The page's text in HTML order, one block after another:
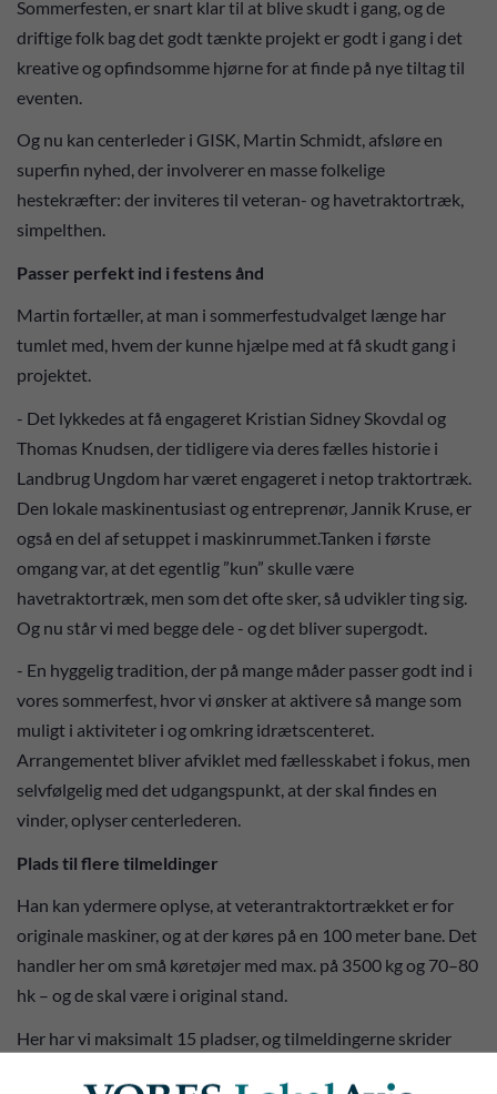
Sommerfesten, er snart klar til at blive skudt i gang, og de
driftige folk bag det godt tænkte projekt er godt i gang i det
kreative og opfindsomme hjørne for at finde på nye tiltag til
eventen.
Og nu kan centerleder i GISK, Martin Schmidt, afsløre en
superfin nyhed, der involverer en masse folkelige
hestekræfter: der inviteres til veteran- og havetraktortræk,
simpelthen.
Passer perfekt ind i festens ånd
Martin fortæller, at man i sommerfestudvalget længe har
tumlet med, hvem der kunne hjælpe med at få skudt gang i
projektet.
- Det lykkedes at få engageret Kristian Sidney Skovdal og
Thomas Knudsen, der tidligere via deres fælles historie i
Landbrug Ungdom har været engageret i netop traktortræk.
Den lokale maskinentusiast og entreprenør, Jannik Kruse, er
også en del af setuppet i maskinrummet.Tanken i første
omgang var, at det egentlig ”kun” skulle være
havetraktortræk, men som det ofte sker, så udvikler ting sig.
Og nu står vi med begge dele - og det bliver supergodt.
- En hyggelig tradition, der på mange måder passer godt ind i
vores sommerfest, hvor vi ønsker at aktivere så mange som
muligt i aktiviteter i og omkring idrætscenteret.
Arrangementet bliver afviklet med fællesskabet i fokus, men
selvfølgelig med det udgangspunkt, at der skal findes en
vinder, oplyser centerlederen.
Plads til flere tilmeldinger
Han kan ydermere oplyse, at veterantraktortrækket er for
originale maskiner, og at der køres på en 100 meter bane. Det
handler her om små køretøjer med max. på 3500 kg og 70–80
hk – og de skal være i original stand.
Her har vi maksimalt 15 pladser, og tilmeldingerne skrider